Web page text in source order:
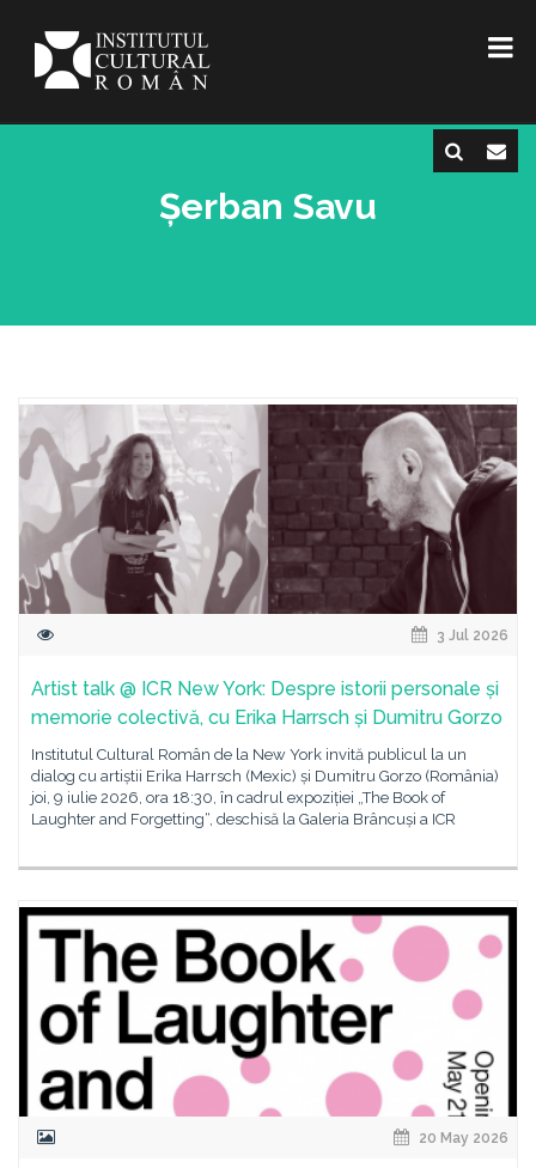
Șerban Savu
3 Jul 2026
Artist talk @ ICR New York: Despre istorii personale și
memorie colectivă, cu Erika Harrsch și Dumitru Gorzo
Institutul Cultural Român de la New York invită publicul la un
dialog cu artiștii Erika Harrsch (Mexic) și Dumitru Gorzo (România)
joi, 9 iulie 2026, ora 18:30, în cadrul expoziției „The Book of
Laughter and Forgetting“, deschisă la Galeria Brâncuși a ICR
20 May 2026